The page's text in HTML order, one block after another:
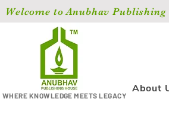
Welcome to Anubhav
WHERE KNOWLEDGE MEETS LEGACY
About